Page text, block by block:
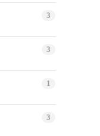
3
3
1
3